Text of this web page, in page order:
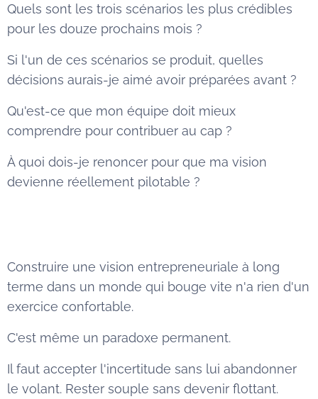
Quels sont les trois scénarios les plus crédibles
pour les douze prochains mois ?
Si l'un de ces scénarios se produit, quelles
décisions aurais-je aimé avoir préparées avant ?
Qu'est-ce que mon équipe doit mieux
comprendre pour contribuer au cap ?
À quoi dois-je renoncer pour que ma vision
devienne réellement pilotable ?
Construire une vision entrepreneuriale à long
terme dans un monde qui bouge vite n'a rien d'un
exercice confortable.
C'est même un paradoxe permanent.
Il faut accepter l'incertitude sans lui abandonner
le volant. Rester souple sans devenir flottant.